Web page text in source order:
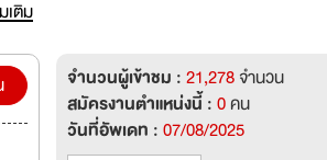
เติม
จำนวนผู้เข้าชม :21,278จำนวน
สมัครงานตำแหน่งนี้ :0คน
วันที่อัพเดท :07/08/2025